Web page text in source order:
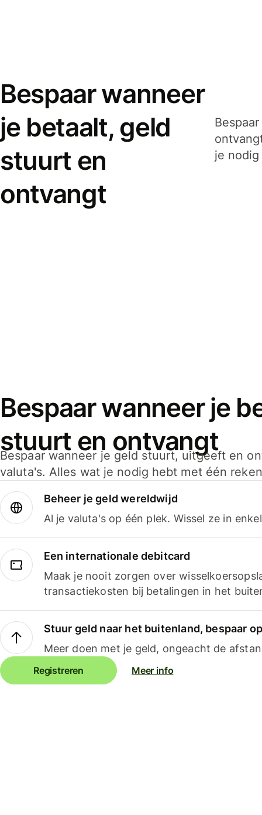
Bespaar wanneer
je betaalt, geld
stuurt en
ontvangt
je
Bespaar wanneer je
stuurt en ontvangt
Bespaar wanneer je geld stuurt, uitgeeft en
valuta's. Alles wat je nodig hebt met één
Beheer je geld wereldwijd
Al je valuta's op één plek. Wissel ze in
Een internationale debitcard
Maak je nooit zorgen over
transactiekosten bij betalingen in het
Stuur geld naar het buitenland, bespaar
Meer doen met je geld, ongeacht de
Registreren Meer info